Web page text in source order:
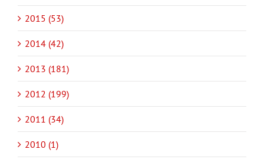
2015 (53)
2014 (42)
2013 (181)
2012 (199)
2011 (34)
2010 (1)